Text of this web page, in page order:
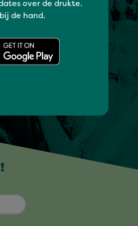
over de drukte.
de hand.